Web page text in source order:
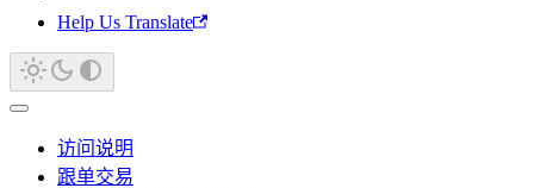
Help Us Translate
访问说明
跟单交易